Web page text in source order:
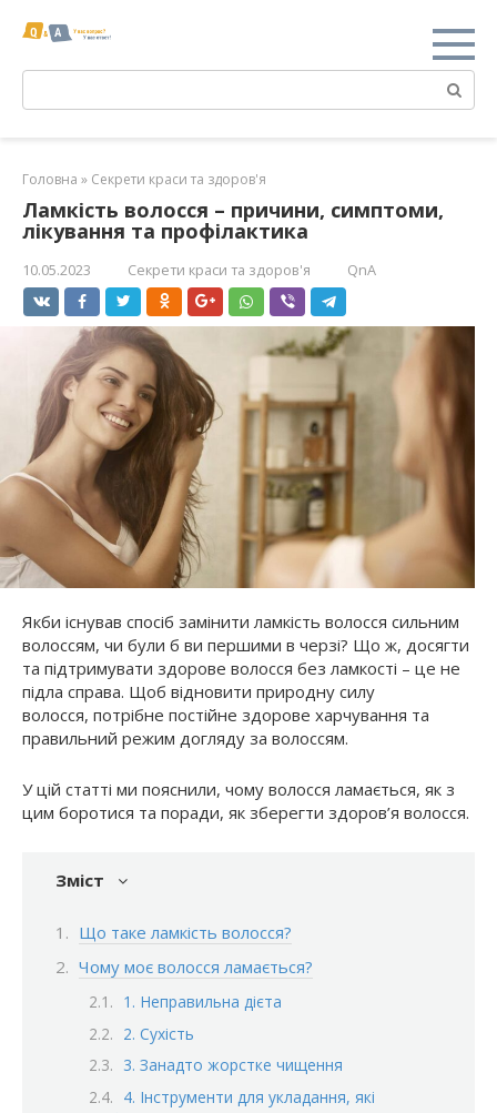
Поиск:
Головна » Секрети краси та здоров'я
Ламкість волосся – причини, симптоми,
лікування та профілактика
10.05.2023 Секрети краси та здоров'я QnA
Якби існував спосіб замінити ламкість волосся сильним
волоссям, чи були б ви першими в черзі? Що ж, досягти
та підтримувати здорове волосся без ламкості – це не
підла справа. Щоб відновити природну силу
волосся, потрібне постійне здорове харчування та
правильний режим догляду за волоссям.
У цій статті ми пояснили, чому волосся ламається, як з
цим боротися та поради, як зберегти здоров’я волосся.
Зміст
Що таке ламкість волосся?
Чому моє волосся ламається?
1. Неправильна дієта
2. Сухість
3. Занадто жорстке чищення
4. Інструменти для укладання, які